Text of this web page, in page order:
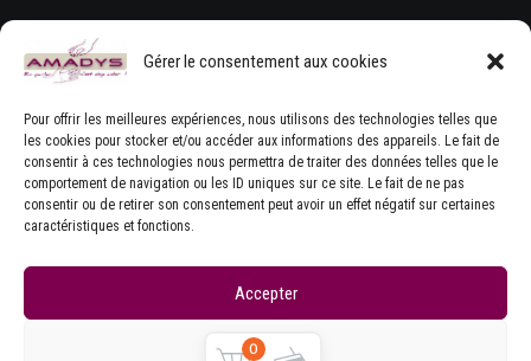
Gérer le consentement aux cookies
Pour offrir les meilleures expériences, nous utilisons des technologies telles que
les cookies pour stocker et/ou accéder aux informations des appareils. Le fait de
consentir à ces technologies nous permettra de traiter des données telles que le
comportement de navigation ou les ID uniques sur ce site. Le fait de ne pas
consentir ou de retirer son consentement peut avoir un effet négatif sur certaines
caractéristiques et fonctions.
Accepter
Refuser
J'ACCEPTE LES CONDITIONS GÉNÉRALES
D'UTILISATION
0